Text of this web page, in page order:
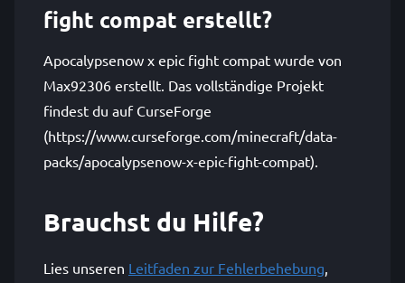
fight compat erstellt?
Apocalypsenow x epic fight compat wurde von
Max92306 erstellt. Das vollständige Projekt
findest du auf CurseForge
(https://www.curseforge.com/minecraft/data-
packs/apocalypsenow-x-epic-fight-compat).
Brauchst du Hilfe?
Lies unseren Leitfaden zur Fehlerbehebung,